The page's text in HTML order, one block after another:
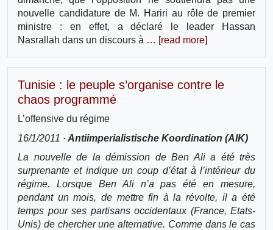
nouvelle candidature de M. Hariri au rôle de premier
ministre : en effet, a déclaré le leader Hassan
Nasrallah dans un discours à … [read more]
Tunisie : le peuple s’organise contre le
chaos programmé
L’offensive du régime
16/1/2011 · Antiimperialistische Koordination (AIK)
La nouvelle de la démission de Ben Ali a été très
surprenante et indique un coup d’état à l’intérieur du
régime. Lorsque Ben Ali n’a pas été en mesure,
pendant un mois, de mettre fin à la révolte, il a été
temps pour ses partisans occidentaux (France, Etats-
Unis) de chercher une alternative. Comme dans le cas